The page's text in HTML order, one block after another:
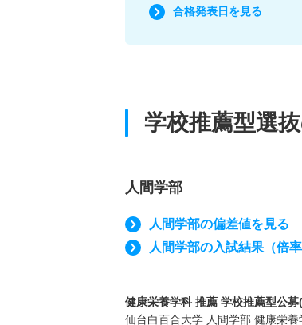
合格発表日を見る
学校推薦型選
人間学部
人間学部の偏差値を見る
人間学部の入試結果（倍
健康栄養学科 推薦 学校推薦型公
仙台白百合大学 人間学部 健康栄